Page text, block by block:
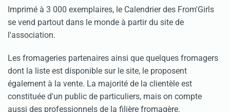
Imprimé à 3 000 exemplaires, le Calendrier des From'Girls
se vend partout dans le monde à partir du site de
l'association.
Les fromageries partenaires ainsi que quelques fromagers
dont la liste est disponible sur le site, le proposent
également à la vente. La majorité de la clientèle est
constituée d'un public de particuliers, mais on compte
aussi des professionnels de la filière fromagère.